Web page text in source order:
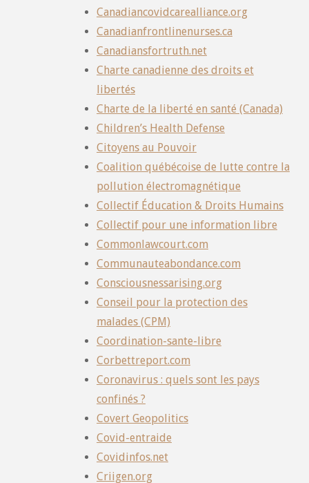
Canadiancovidcarealliance.org
Canadianfrontlinenurses.ca
Canadiansfortruth.net
Charte canadienne des droits et
libertés
Charte de la liberté en santé (Canada)
Children’s Health Defense
Citoyens au Pouvoir
Coalition québécoise de lutte contre la
pollution électromagnétique
Collectif Éducation & Droits Humains
Collectif pour une information libre
Commonlawcourt.com
Communauteabondance.com
Consciousnessarising.org
Conseil pour la protection des
malades (CPM)
Coordination-sante-libre
Corbettreport.com
Coronavirus : quels sont les pays
confinés ?
Covert Geopolitics
Covid-entraide
Covidinfos.net
Criigen.org